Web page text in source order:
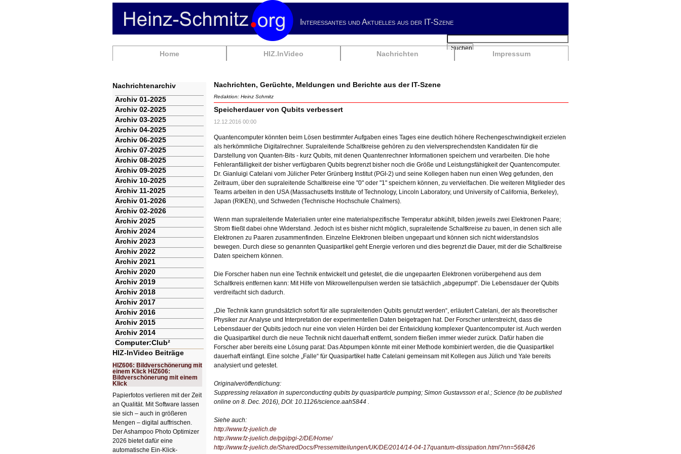
Interessantes und Aktuelles aus der IT-Szene
Navigation
Home HIZ.InVideo Nachrichten Impressum
Suchbegriffe
Suchen
Nachrichten, Gerüchte, Meldungen und Berichte aus der IT-Szene
Redaktion: Heinz Schmitz
Speicherdauer von Qubits verbessert
12.12.2016 00:00
Quantencomputer könnten beim Lösen bestimmter Aufgaben eines Tages eine deutlich höhere Rechengeschwindigkeit erzielen
als herkömmliche Digitalrechner. Supraleitende Schaltkreise gehören zu den vielversprechendsten Kandidaten für die
Darstellung von Quanten-Bits - kurz Qubits, mit denen Quantenrechner Informationen speichern und verarbeiten. Die hohe
Fehleranfälligkeit der bisher verfügbaren Qubits begrenzt bisher noch die Größe und Leistungsfähigkeit der Quantencomputer.
Dr. Gianluigi Catelani vom Jülicher Peter Grünberg Institut (PGI-2) und seine Kollegen haben nun einen Weg gefunden, den
Zeitraum, über den supraleitende Schaltkreise eine "0" oder "1" speichern können, zu vervielfachen. Die weiteren Mitglieder des
Teams arbeiten in den USA (Massachusetts Institute of Technology, Lincoln Laboratory, und University of California, Berkeley),
Japan (RIKEN), und Schweden (Technische Hochschule Chalmers).
Wenn man supraleitende Materialien unter eine materialspezifische Temperatur abkühlt, bilden jeweils zwei Elektronen Paare;
Strom fließt dabei ohne Widerstand. Jedoch ist es bisher nicht möglich, supraleitende Schaltkreise zu bauen, in denen sich alle
Elektronen zu Paaren zusammenfinden. Einzelne Elektronen bleiben ungepaart und können sich nicht widerstandslos
bewegen. Durch diese so genannten Quasipartikel geht Energie verloren und dies begrenzt die Dauer, mit der die Schaltkreise
Daten speichern können.
Die Forscher haben nun eine Technik entwickelt und getestet, die die ungepaarten Elektronen vorübergehend aus dem
Schaltkreis entfernen kann: Mit Hilfe von Mikrowellenpulsen werden sie tatsächlich „abgepumpt“. Die Lebensdauer der Qubits
verdreifacht sich dadurch.
„Die Technik kann grundsätzlich sofort für alle supraleitenden Qubits genutzt werden“, erläutert Catelani, der als theoretischer
Physiker zur Analyse und Interpretation der experimentellen Daten beigetragen hat. Der Forscher unterstreicht, dass die
Lebensdauer der Qubits jedoch nur eine von vielen Hürden bei der Entwicklung komplexer Quantencomputer ist. Auch werden
die Quasipartikel durch die neue Technik nicht dauerhaft entfernt, sondern fließen immer wieder zurück. Dafür haben die
Forscher aber bereits eine Lösung parat: Das Abpumpen könnte mit einer Methode kombiniert werden, die die Quasipartikel
dauerhaft einfängt. Eine solche „Falle“ für Quasipartikel hatte Catelani gemeinsam mit Kollegen aus Jülich und Yale bereits
analysiert und getestet.
Originalveröffentlichung:
Suppressing relaxation in superconducting qubits by quasiparticle pumping; Simon Gustavsson et al.; Science (to be published
online on 8. Dec. 2016), DOI: 10.1126/science.aah5844 .
Siehe auch:
http://www.fz-juelich.de
http://www.fz-juelich.de/pgi/pgi-2/DE/Home/
http://www.fz-juelich.de/SharedDocs/Pressemitteilungen/UK/DE/2014/14-04-17quantum-dissipation.html?nn=568426
Nachrichtenarchiv
Navigation
überspringen
Archiv 01-2025
Archiv 02-2025
Archiv 03-2025
Archiv 04-2025
Archiv 06-2025
Archiv 07-2025
Archiv 08-2025
Archiv 09-2025
Archiv 10-2025
Archiv 11-2025
Archiv 01-2026
Archiv 02-2026
Archiv 2025
Archiv 2024
Archiv 2023
Archiv 2022
Archiv 2021
Archiv 2020
Archiv 2019
Archiv 2018
Archiv 2017
Archiv 2016
Archiv 2015
Archiv 2014
Computer:Club²
HIZ-InVideo Beiträge
HIZ606: Bildverschönerung mit
einem Klick HIZ606:
Bildverschönerung mit einem
Klick
Papierfotos verlieren mit der Zeit
an Qualität. Mit Software lassen
sie sich – auch in größeren
Mengen – digital auffrischen.
Der Ashampoo Photo Optimizer
2026 bietet dafür eine
automatische Ein-Klick-